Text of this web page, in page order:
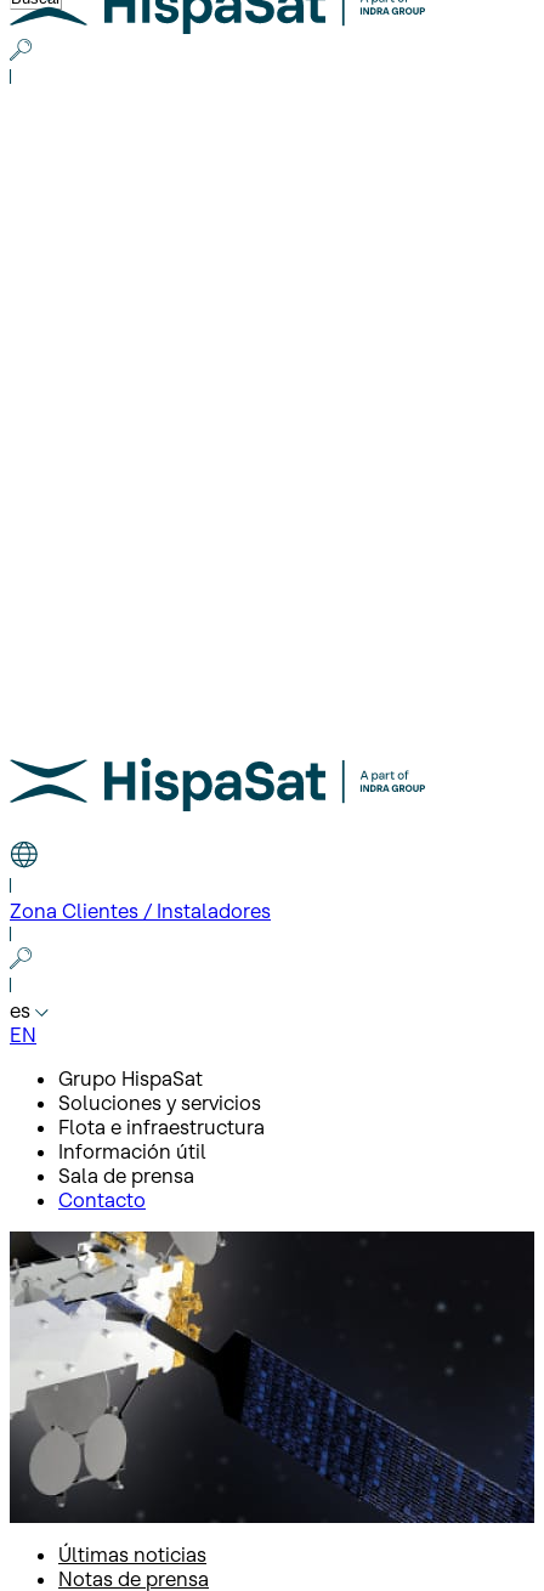
Zona Clientes / Instaladores
es
EN
Grupo HispaSat
Soluciones y servicios
Flota e infraestructura
Información útil
Sala de prensa
Contacto
Inicio Sala de prensa
Notas de prensa
Últimas noticias
Notas de prensa